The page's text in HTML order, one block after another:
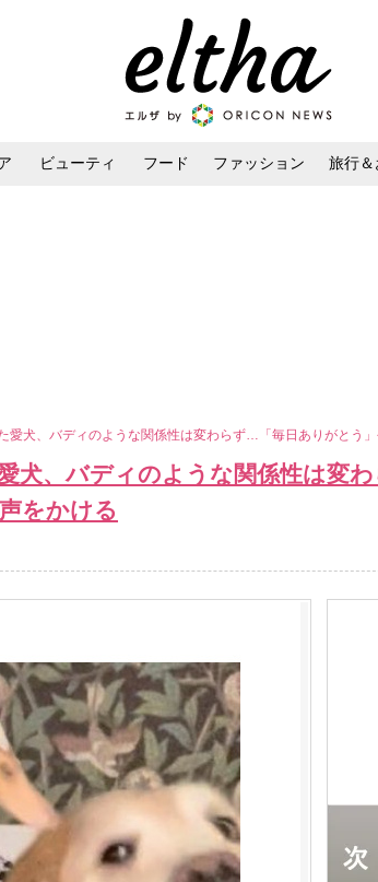
ビューティ フード ファッション 旅行＆
愛犬、バディのような関係性は変わらず…「毎日ありがとう
犬、バディのような関係性は変わ
をかける